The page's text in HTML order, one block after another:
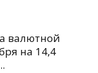
валютной
на 14,4